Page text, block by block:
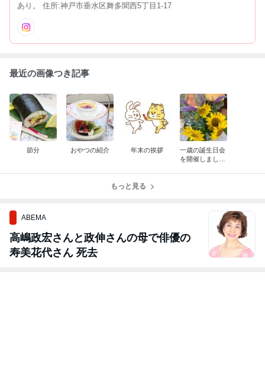
あり。 住所:神戸市垂水区舞多聞西5丁目1-17
最近の画像つき記事
節分 おやつの紹介 年末の挨拶
一歳の誕生日会
を開催しまし
もっと見る
ABEMA
高嶋政宏さんと政伸さんの母で俳優の
寿美花代さん 死去